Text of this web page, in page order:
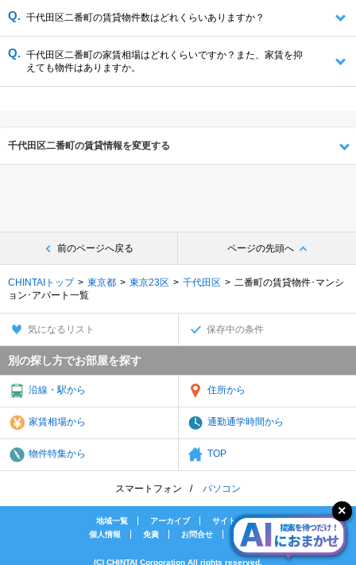
千代田区二番町の賃貸物件数はどれくらいありますか？
千代田区二番町の家賃相場はどれくらいですか？また、家賃を抑
えても物件はありますか。
千代田区二番町の賃貸情報を変更する
前のページへ戻る ページの先頭へ
CHINTAIトップ 東京都 東京23区 千代田区
二番町の賃貸物件･マンシ
ョン･アパート一覧
気になるリスト 保存中の条件
別の探し方でお部屋を探す
沿線・駅から 住所から
家賃相場から 通勤通学時間から
物件特集から TOP
スマートフォン パソコン
地域一覧 アーカイブ
サイトマップ
個人情報
免責 お問合せ 会社案内
(C) CHINTAI Corporation All rights reserved.